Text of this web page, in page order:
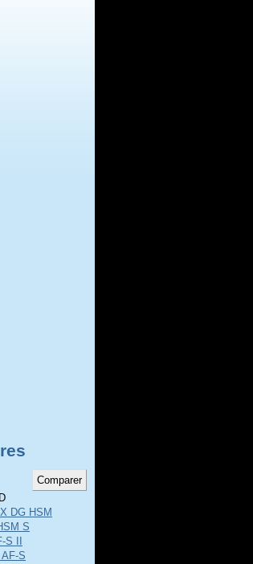
DG HSM
S
II
S